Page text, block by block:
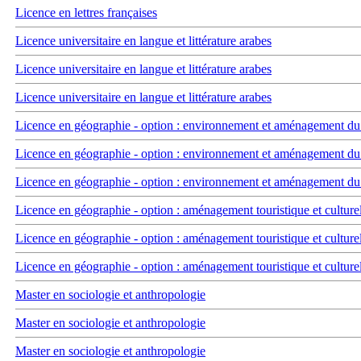
Licence en lettres françaises
Licence universitaire en langue et littérature arabes
Licence universitaire en langue et littérature arabes
Licence universitaire en langue et littérature arabes
Licence en géographie - option : environnement et aménagement
Licence en géographie - option : environnement et aménagement
Licence en géographie - option : environnement et aménagement
Licence en géographie - option : aménagement touristique et culturel
Licence en géographie - option : aménagement touristique et culturel
Licence en géographie - option : aménagement touristique et culturel
Master en sociologie et anthropologie
Master en sociologie et anthropologie
Master en sociologie et anthropologie